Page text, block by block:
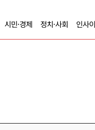
시민·경제 정치·사회 인사